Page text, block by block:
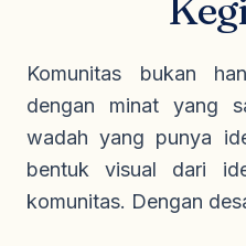
Seragam Cleaning Service
Komunitas bukan
dengan minat yang
wadah yang punya
bentuk visual dari
komunitas. Dengan